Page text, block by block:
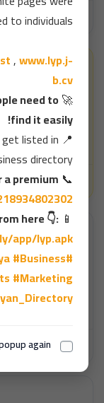
www.lyp.j-
b.cv
🚀
need to
find it easily!
📍
listed in
directory.
📞
premium
📱
here 👇:
app/lyp.apk
#Libya_Business_Directory
#Business
#Marketing
again